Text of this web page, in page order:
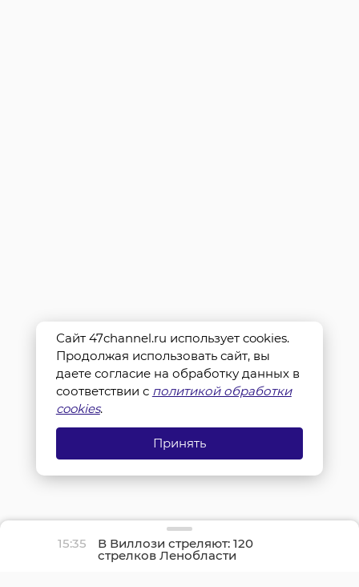
15:35 В Виллози стреляют: 120
стрелков Ленобласти
оспаривают звание
Сайт 47channel.ru использует cookies.
Продолжая использовать сайт, вы
даете согласие на обработку данных в
соответствии с политикой обработки
cookies.
Принять